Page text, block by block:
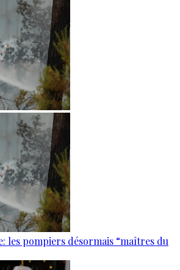
les pompiers désormais “maîtres du